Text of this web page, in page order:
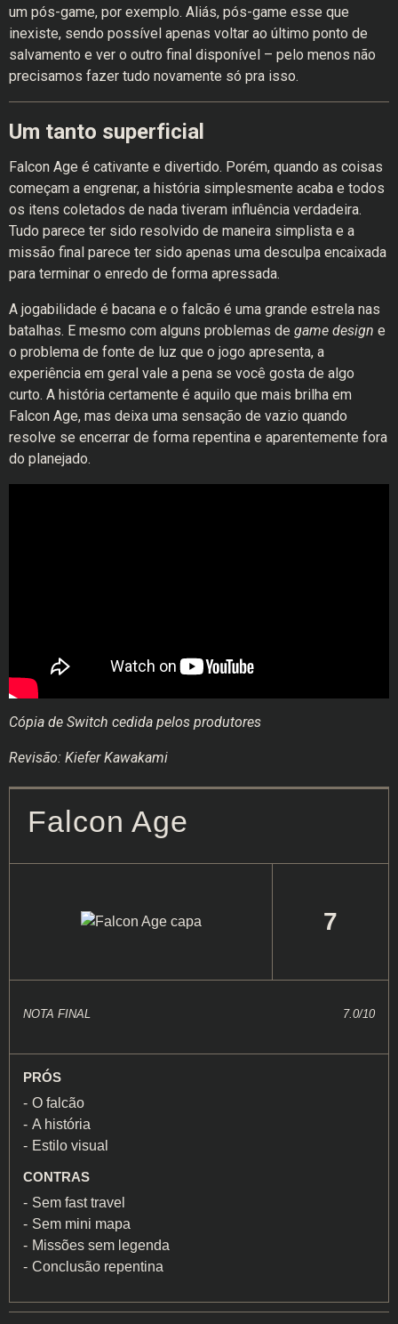
um pós-game, por exemplo. Aliás, pós-game esse que
inexiste, sendo possível apenas voltar ao último ponto de
salvamento e ver o outro final disponível – pelo menos não
precisamos fazer tudo novamente só pra isso.
Um tanto superficial
Falcon Age é cativante e divertido. Porém, quando as coisas
começam a engrenar, a história simplesmente acaba e todos
os itens coletados de nada tiveram influência verdadeira.
Tudo parece ter sido resolvido de maneira simplista e a
missão final parece ter sido apenas uma desculpa encaixada
para terminar o enredo de forma apressada.
A jogabilidade é bacana e o falcão é uma grande estrela nas
batalhas. E mesmo com alguns problemas de game design e
o problema de fonte de luz que o jogo apresenta, a
experiência em geral vale a pena se você gosta de algo
curto. A história certamente é aquilo que mais brilha em
Falcon Age, mas deixa uma sensação de vazio quando
resolve se encerrar de forma repentina e aparentemente fora
do planejado.
Cópia de Switch cedida pelos produtores
Revisão: Kiefer Kawakami
Falcon Age
7
NOTA FINAL 7.0/10
PRÓS
O falcão
A história
Estilo visual
CONTRAS
Sem fast travel
Sem mini mapa
Missões sem legenda
Conclusão repentina